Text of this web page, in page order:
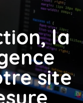
la
site